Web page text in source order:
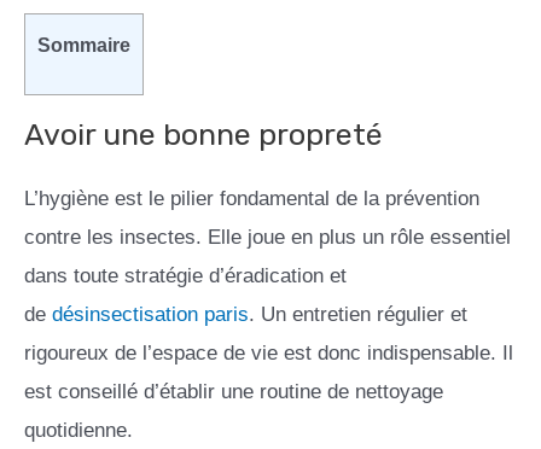
Sommaire
Avoir une bonne propreté
L’hygiène est le pilier fondamental de la prévention
contre les insectes. Elle joue en plus un rôle essentiel
dans toute stratégie d’éradication et
de désinsectisation paris. Un entretien régulier et
rigoureux de l’espace de vie est donc indispensable. Il
est conseillé d’établir une routine de nettoyage
quotidienne.